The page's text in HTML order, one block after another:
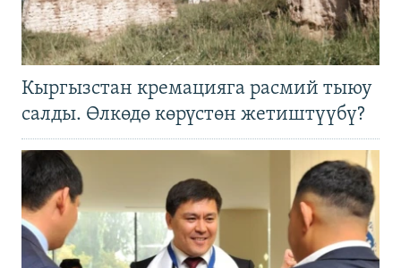
Кыргызстан кремацияга расмий тыюу
салды. Өлкөдө көрүстөн жетиштүүбү?